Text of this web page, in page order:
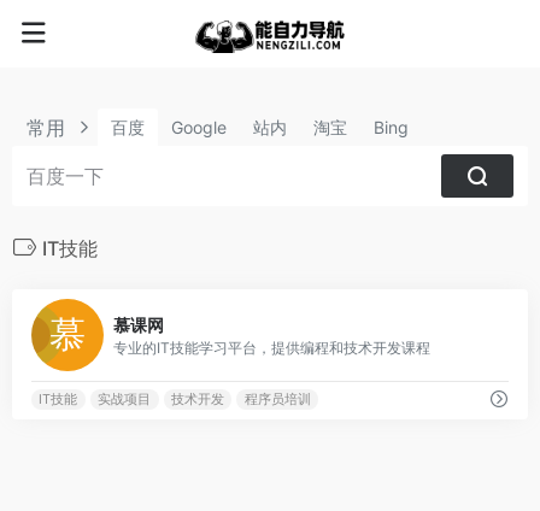
常用 百度 Google 站内 淘宝 Bing
IT技能
慕课网
专业的IT技能学习平台，提供编程和技术开发课程
IT技能 实战项目 技术开发 程序员培训